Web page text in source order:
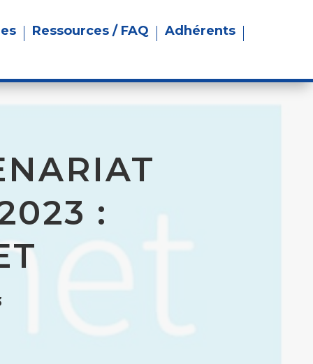
Ressources / FAQ Adhérents
: